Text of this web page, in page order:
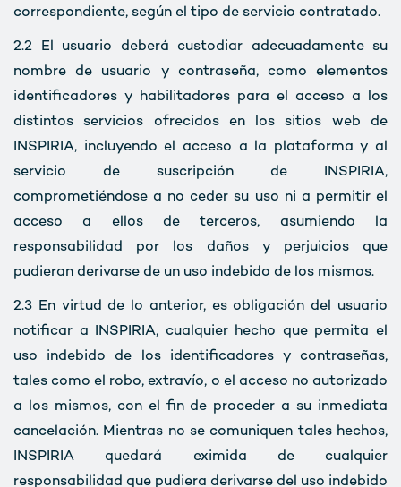
correspondiente, según el tipo de servicio contratado.
2.2 El usuario deberá custodiar adecuadamente su
nombre de usuario y contraseña, como elementos
identificadores y habilitadores para el acceso a los
distintos servicios ofrecidos en los sitios web de
INSPIRIA, incluyendo el acceso a la plataforma y al
servicio de suscripción de INSPIRIA,
comprometiéndose a no ceder su uso ni a permitir el
acceso a ellos de terceros, asumiendo la
responsabilidad por los daños y perjuicios que
pudieran derivarse de un uso indebido de los mismos.
2.3 En virtud de lo anterior, es obligación del usuario
notificar a INSPIRIA, cualquier hecho que permita el
uso indebido de los identificadores y contraseñas,
tales como el robo, extravío, o el acceso no autorizado
a los mismos, con el fin de proceder a su inmediata
cancelación. Mientras no se comuniquen tales hechos,
INSPIRIA quedará eximida de cualquier
responsabilidad que pudiera derivarse del uso indebido